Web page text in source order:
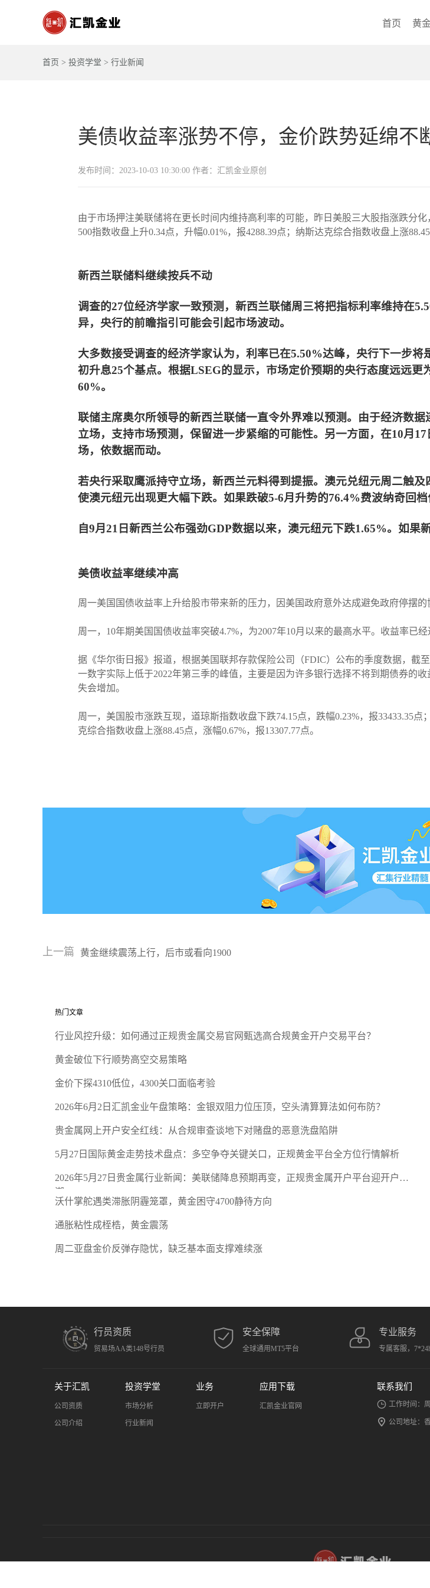
首页 黄
首页 > 投资学堂 > 行业新闻
美债收益率涨势不停，金价跌势延绵不
发布时间：2023-10-03 10:30:00 作者：汇凯金业原创
由于市场押注美联储将在更长时间内维持高利率的可能，昨日美股三大股指涨跌分
500指数收盘上升0.34点，升幅0.01%，报4288.39点；纳斯达克综合指数收盘上涨88.45
新西兰联储料继续按兵不动
调查的27位经济学家一致预测，新西兰联储周三将把指标利率维持在
异，央行的前瞻指引可能会引起市场波动。
大多数接受调查的经济学家认为，利率已在5.50%达峰，央行下一步
初升息25个基点。根据LSEG的显示，市场定价预期的央行态度远远
60%。
联储主席奥尔所领导的新西兰联储一直令外界难以预测。由于经济数
立场，支持市场预测，保留进一步紧缩的可能性。另一方面，在10月
场，依数据而动。
若央行采取鹰派持守立场，新西兰元料得到提振。澳元兑纽元周二触
使澳元纽元出现更大幅下跌。如果跌破5-6月升势的76.4%费波纳奇回档
自9月21日新西兰公布强劲GDP数据以来，澳元纽元下跌1.65%。如
美债收益率继续冲高
周一美国国债收益率上升给股市带来新的压力，因美国政府意外达成避免政府停摆的
周一，10年期美国国债收益率突破4.7%，为2007年10月以来的最高水平。收益率已经
据《华尔街日报》报道，根据美国联邦存款保险公司（FDIC）公布的季度数据，截
一数字实际上低于2022年第三季的峰值，主要是因为许多银行选择不将到期债券的
失会增加。
周一，美国股市涨跌互现，道琼斯指数收盘下跌74.15点，跌幅0.23%，报33433.35点
克综合指数收盘上涨88.45点，涨幅0.67%，报13307.77点。
上一篇 黄金继续震荡上行，后市或看向1900
热门文章
行业风控升级：如何通过正规贵金属交易官网甄选高合规黄金开户交易平台？
黄金破位下行顺势高空交易策略
金价下探4310低位，4300关口面临考验
2026年6月2日汇凯金业午盘策略：金银双阻力位压顶，空头清算算法如何布防？
贵金属网上开户安全红线：从合规审查谈地下对赌盘的恶意洗盘陷阱
5月27日国际黄金走势技术盘点：多空争夺关键关口，正规黄金平台全方位行情解析
2026年5月27日贵金属行业新闻：美联储降息预期再变，正规贵金属开户平台迎开户热
潮
沃什掌舵遇类滞胀阴霾笼罩，黄金困守4700静待方向
通胀粘性成桎梏，黄金震荡
周二亚盘金价反弹存隐忧，缺乏基本面支撑难续涨
行员资质
贸易场AA类148号行员
安全保障
全球通用MT5平台
专业服务
专属客服，
关于汇凯
公司资质
公司介绍
投资学堂
市场分析
行业新闻
业务
立即开户
应用下载
汇凯金业官网
联系我们
工作时间：
公司地址：